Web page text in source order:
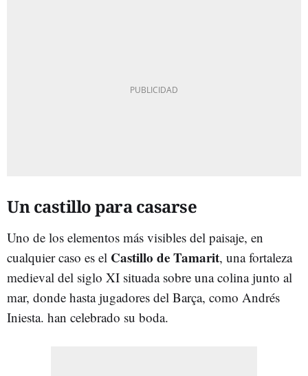
Un castillo para casarse
Uno de los elementos más visibles del paisaje, en
cualquier caso es el Castillo de Tamarit, una fortaleza
medieval del siglo XI situada sobre una colina junto al
mar, donde hasta jugadores del Barça, como Andrés
Iniesta. han celebrado su boda.